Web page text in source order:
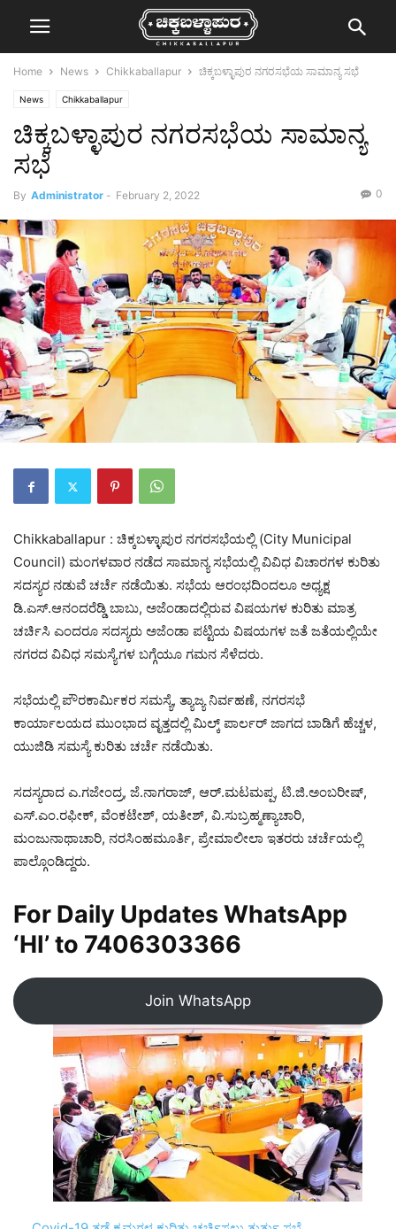
Home News Chikkaballapur ಚಿಕ್ಕಬಳ್ಳಾಪುರ ನಗರಸಭೆಯ ಸಾಮಾನ್ಯ ಸಭೆ
News Chikkaballapur
ಚಿಕ್ಕಬಳ್ಳಾಪುರ ನಗರಸಭೆಯ ಸಾಮಾನ್ಯ
ಸಭೆ
By Administrator - February 2, 2022 0
Chikkaballapur : ಚಿಕ್ಕಬಳ್ಳಾಪುರ ನಗರಸಭೆಯಲ್ಲಿ (City Municipal
Council) ಮಂಗಳವಾರ ನಡೆದ ಸಾಮಾನ್ಯ ಸಭೆಯಲ್ಲಿ ವಿವಿಧ ವಿಚಾರಗಳ ಕುರಿತು
ಸದಸ್ಯರ ನಡುವೆ ಚರ್ಚೆ ನಡೆಯಿತು. ಸಭೆಯ ಆರಂಭದಿಂದಲೂ ಅಧ್ಯಕ್ಷ
ಡಿ.ಎಸ್.ಆನಂದರೆಡ್ಡಿ ಬಾಬು, ಅಜೆಂಡಾದಲ್ಲಿರುವ ವಿಷಯಗಳ ಕುರಿತು ಮಾತ್ರ
ಚರ್ಚಿಸಿ ಎಂದರೂ ಸದಸ್ಯರು ಅಜೆಂಡಾ ಪಟ್ಟಿಯ ವಿಷಯಗಳ ಜತೆ ಜತೆಯಲ್ಲಿಯೇ
ನಗರದ ವಿವಿಧ ಸಮಸ್ಯೆಗಳ ಬಗ್ಗೆಯೂ ಗಮನ ಸೆಳೆದರು.
ಸಭೆಯಲ್ಲಿ ಪೌರಕಾರ್ಮಿಕರ ಸಮಸ್ಯೆ, ತ್ಯಾಜ್ಯ ನಿರ್ವಹಣೆ, ನಗರಸಭೆ
ಕಾರ್ಯಾಲಯದ ಮುಂಭಾದ ವೃತ್ತದಲ್ಲಿ ಮಿಲ್ಕ್ ಪಾರ್ಲರ್ ಜಾಗದ ಬಾಡಿಗೆ ಹೆಚ್ಚಳ,
ಯುಜಿಡಿ ಸಮಸ್ಯೆ ಕುರಿತು ಚರ್ಚೆ ನಡೆಯಿತು.
ಸದಸ್ಯರಾದ ಎ.ಗಜೇಂದ್ರ, ಜೆ.ನಾಗರಾಜ್, ಆರ್.ಮಟಮಪ್ಪ, ಟಿ.ಜಿ.ಅಂಬರೀಷ್,
ಎಸ್‌.ಎಂ.ರಫೀಕ್‌, ವೆಂಕಟೇಶ್, ಯತೀಶ್, ವಿ.ಸುಬ್ರಹ್ಮಣ್ಯಾಚಾರಿ,
ಮಂಜುನಾಥಾಚಾರಿ, ನರಸಿಂಹಮೂರ್ತಿ, ಪ್ರೇಮಾಲೀಲಾ ಇತರರು ಚರ್ಚೆಯಲ್ಲಿ
ಪಾಲ್ಗೊಂಡಿದ್ದರು.
For Daily Updates WhatsApp
‘HI’ to 7406303366
Join WhatsApp